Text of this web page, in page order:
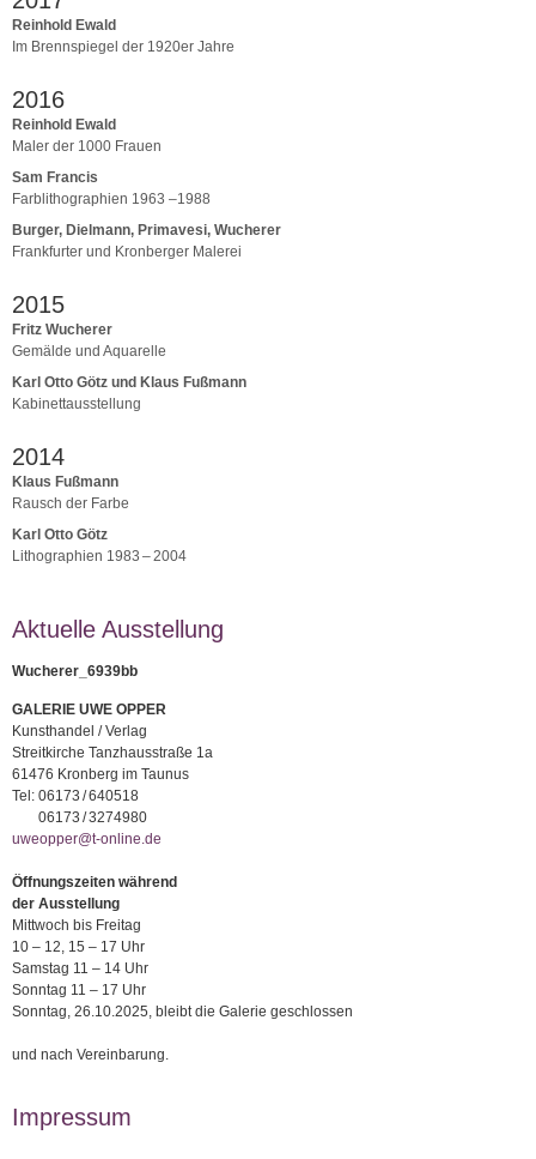
Reinhold Ewald
Im Brennspiegel der 1920er Jahre
2016
Reinhold Ewald
Maler der 1000 Frauen
Sam Francis
Farblithographien 1963 –1988
Burger, Dielmann, Primavesi, Wucherer
Frankfurter und Kronberger Malerei
2015
Fritz Wucherer
Gemälde und Aquarelle
Karl Otto Götz und Klaus Fußmann
Kabinettausstellung
2014
Klaus Fußmann
Rausch der Farbe
Karl Otto Götz
Lithographien 1983 – 2004
Aktuelle Ausstellung
Wucherer_6939bb
GALERIE UWE OPPER
Kunsthandel / Verlag
Streitkirche Tanzhausstraße 1a
61476 Kronberg im Taunus
Tel: 06173 / 640518
06173 / 3274980
uweopper@t-online.de
Öffnungszeiten während
der Ausstellung
Mittwoch bis Freitag
10 – 12, 15 – 17 Uhr
Samstag 11 – 14 Uhr
Sonntag 11 – 17 Uhr
Sonntag, 26.10.2025, bleibt die Galerie geschlossen
und nach Vereinbarung.
Impressum